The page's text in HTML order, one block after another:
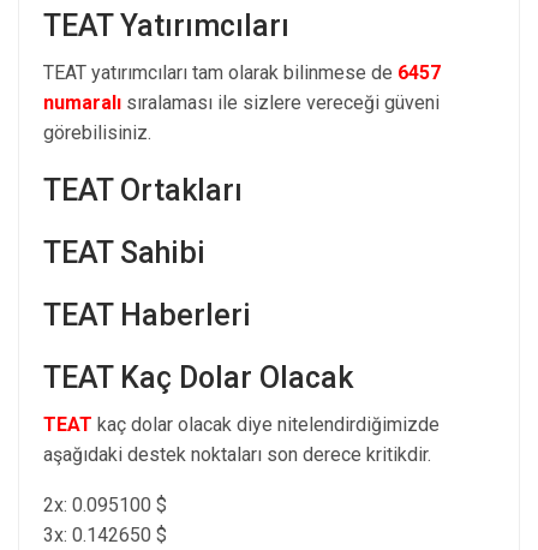
TEAT Yatırımcıları
TEAT yatırımcıları tam olarak bilinmese de 6457
numaralı sıralaması ile sizlere vereceği güveni
görebilisiniz.
TEAT Ortakları
TEAT Sahibi
TEAT Haberleri
TEAT Kaç Dolar Olacak
TEAT kaç dolar olacak diye nitelendirdiğimizde
aşağıdaki destek noktaları son derece kritikdir.
2x: 0.095100 $
3x: 0.142650 $